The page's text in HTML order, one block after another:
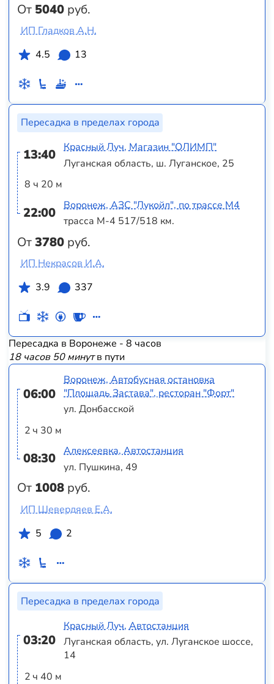
От 5040 руб.
ИП Гладков А.Н.
4.5
13
Пересадка в пределах города
13:40
8 ч 20 м
22:00
От3780 руб.
Красный Луч, Магазин "ОЛИМП"
Луганская область, ш. Луганское, 25
Воронеж, АЗС "Лукойл", по трассе М4
трасса М-4 517/518 км.
ИП Некрасов И.А.
3.9
337
Пересадка в Воронеже - 8 часов
18 часов 50 минутв пути
06:00
2 ч 30 м
08:30
От 1008 руб.
Воронеж, Автобусная остановка
"Площадь Застава", ресторан "Форт"
ул. Донбасской
Алексеевка, Автостанция
ул. Пушкина, 49
ИП Шевердяев Е.А.
5
2
Пересадка в пределах города
03:20
2 ч 40 м
Красный Луч, Автостанция
Луганская область, ул. Луганское шоссе,
14